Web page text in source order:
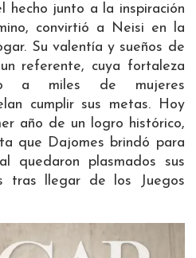
hecho junto a la inspiración
convirtió a Neisi en la
Su valentía y sueños de
referente, cuya fortaleza
a miles de mujeres
cumplir sus metas. Hoy
año de un logro histórico,
que Dajomes brindó para
quedaron plasmados sus
tras llegar de los Juegos